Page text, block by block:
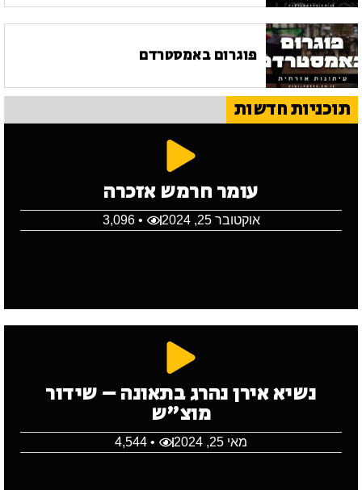
פוגרום באמסטרדם
תוכניות חדשות
עומר חרמש אזכרה
אוקטובר 25, 2024 • 3,096
נשיא אירן נהרג בתאונה – שידור
מוצ"ש
מאי 25, 2024 • 4,544